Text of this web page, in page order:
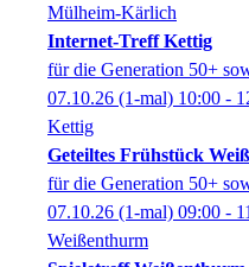
Mülheim-Kärlich
Internet-Treff Kettig
für die Generation 50+
07.10.26 (1-mal) 10:00 -
Kettig
Geteiltes Frühstück
für die Generation 50+
07.10.26 (1-mal) 09:00 -
Weißenthurm